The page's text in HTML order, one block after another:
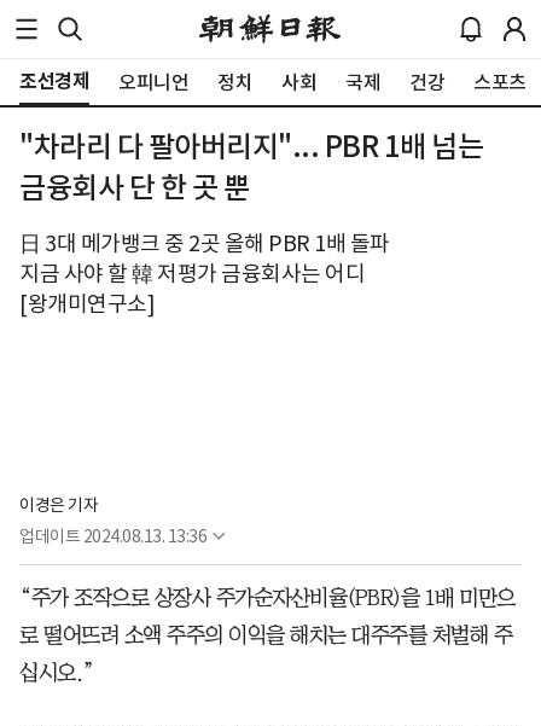
조선경제 오피니언 정치 사회 국제 건강 스포츠
"차라리 다 팔아버리지"... PBR 1배 넘는
금융회사 단 한 곳 뿐
日 3대 메가뱅크 중 2곳 올해 PBR 1배 돌파
지금 사야 할 韓 저평가 금융회사는 어디
[왕개미연구소]
이경은 기자
업데이트 2024.08.13. 13:36
“주가 조작으로 상장사 주가순자산비율(PBR)을 1배 미만으
로 떨어뜨려 소액 주주의 이익을 해치는 대주주를 처벌해 주
십시오.”